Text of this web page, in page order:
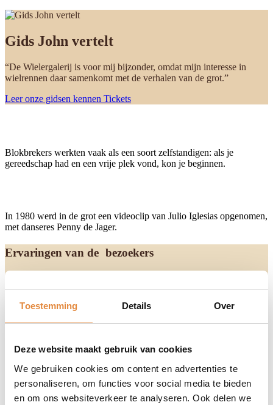
Toestemming Details Over
Deze website maakt gebruik van cookies
We gebruiken cookies om content en advertenties te
personaliseren, om functies voor social media te bieden
en om ons websiteverkeer te analyseren. Ook delen we
Gids John vertelt
“De Wielergalerij is voor mij bijzonder, omdat mijn interesse in
wielrennen daar samenkomt met de verhalen van de grot.”
Leer onze gidsen kennen Tickets
Blokbrekers werkten vaak als een soort zelfstandigen: als je
gereedschap had en een vrije plek vond, kon je beginnen.
In 1980 werd in de grot een videoclip van Julio Iglesias opgenomen,
met danseres Penny de Jager.
Ervaringen van de bezoekers
Ontdek de verhalen van de mensen die jou voorgingen en lees
waarom zij Gemeentegrot Valkenburg als het ideale dagtripje
mysterieuze gangen, onze bezoekers delen hun unieke ervaringen
4,3 op basis van 7,5K reviews